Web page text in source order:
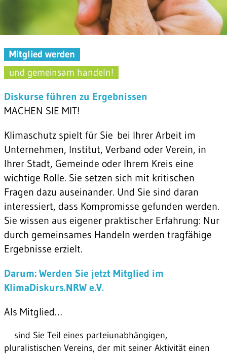
Mitglied werden
und gemeinsam handeln!
Diskurse führen zu Ergebnissen
MACHEN SIE MIT!
Klimaschutz spielt für Sie bei Ihrer Arbeit im
Unternehmen, Institut, Verband oder Verein, in
Ihrer Stadt, Gemeinde oder Ihrem Kreis eine
wichtige Rolle. Sie setzen sich mit kritischen
Fragen dazu auseinander. Und Sie sind daran
interessiert, dass Kompromisse gefunden werden.
Sie wissen aus eigener praktischer Erfahrung: Nur
durch gemeinsames Handeln werden tragfähige
Ergebnisse erzielt.
Darum: Werden Sie jetzt Mitglied im
KlimaDiskurs.NRW e.V.
Als Mitglied…
sind Sie Teil eines parteiunabhängigen,
pluralistischen Vereins, der mit seiner Aktivität einen